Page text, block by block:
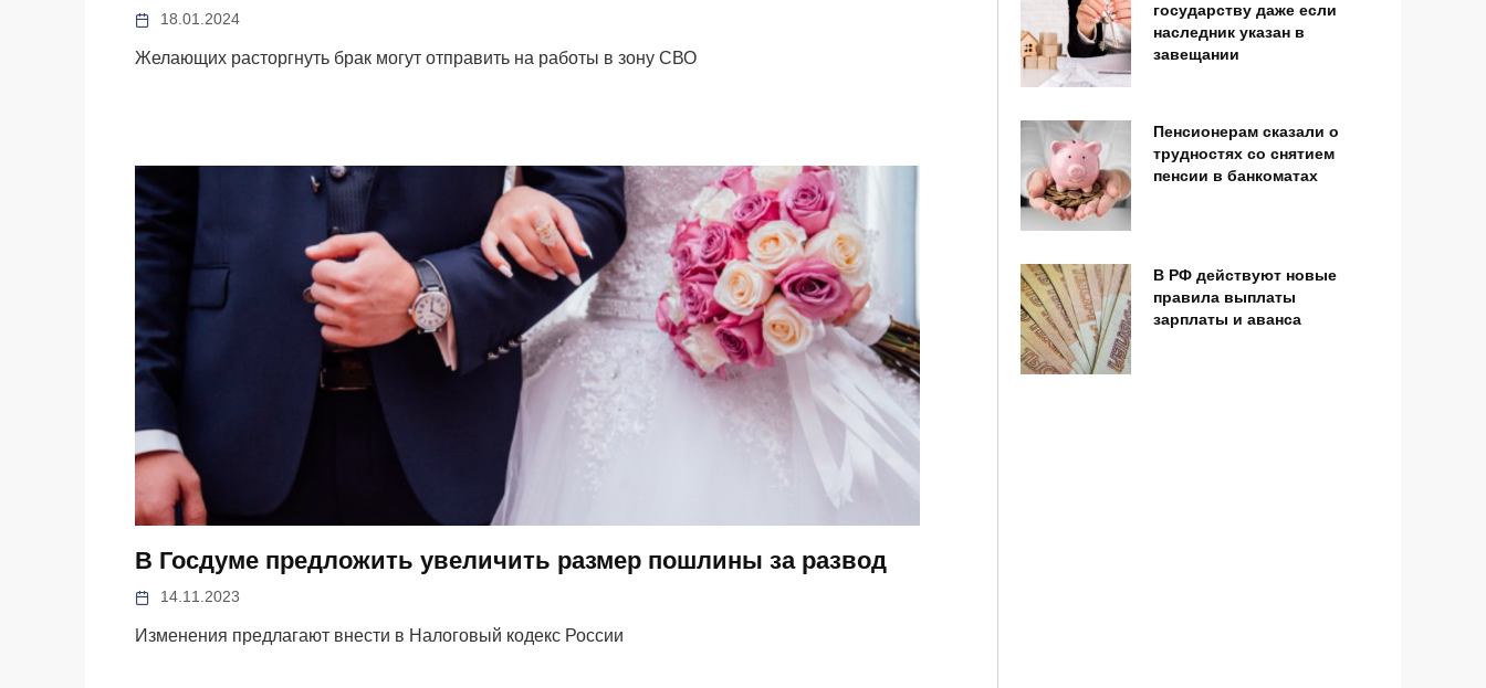
18.01.2024
Желающих расторгнуть брак могут отправить на работы в зону СВО
В Госдуме предложить увеличить размер пошлины за развод
14.11.2023
Изменения предлагают внести в Налоговый кодекс России
государству даже если
наследник указан в
завещании
Пенсионерам сказали о
трудностях со снятием
пенсии в банкоматах
В РФ действуют новые
правила выплаты
зарплаты и аванса